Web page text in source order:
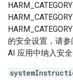
的安全设置，请参
AI 应用中纳入安全